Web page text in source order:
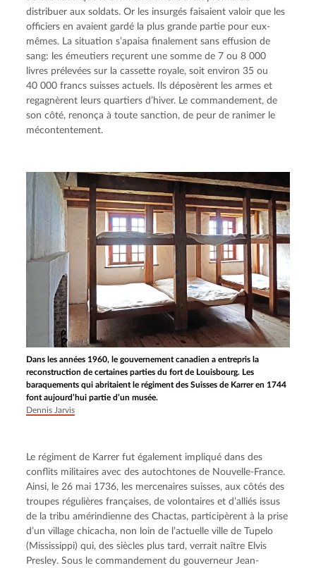
distribuer aux soldats. Or les insurgés faisaient valoir que les
officiers en avaient gardé la plus grande partie pour eux-
mêmes. La situation s’apaisa finalement sans effusion de
sang: les émeutiers reçurent une somme de 7 ou 8 000
livres prélevées sur la cassette royale, soit environ 35 ou
40 000 francs suisses actuels. Ils déposèrent les armes et
regagnèrent leurs quartiers d’hiver. Le commandement, de
son côté, renonça à toute sanction, de peur de ranimer le
mécontentement.
Dans les années 1960, le gouvernement canadien a entrepris la
reconstruction de certaines parties du fort de Louisbourg. Les
baraquements qui abritaient le régiment des Suisses de Karrer en 1744
font aujourd’hui partie d’un musée.
Dennis Jarvis
Le régiment de Karrer fut également impliqué dans des
conflits militaires avec des autochtones de Nouvelle-France.
Ainsi, le 26 mai 1736, les mercenaires suisses, aux côtés des
troupes régulières françaises, de volontaires et d’alliés issus
de la tribu amérindienne des Chactas, participèrent à la prise
d’un village chicacha, non loin de l’actuelle ville de Tupelo
(Mississippi) qui, des siècles plus tard, verrait naître Elvis
Presley. Sous le commandement du gouverneur Jean-